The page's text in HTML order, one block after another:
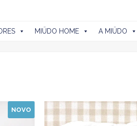
MIÜDO HOME A MIÜDO
NOVO